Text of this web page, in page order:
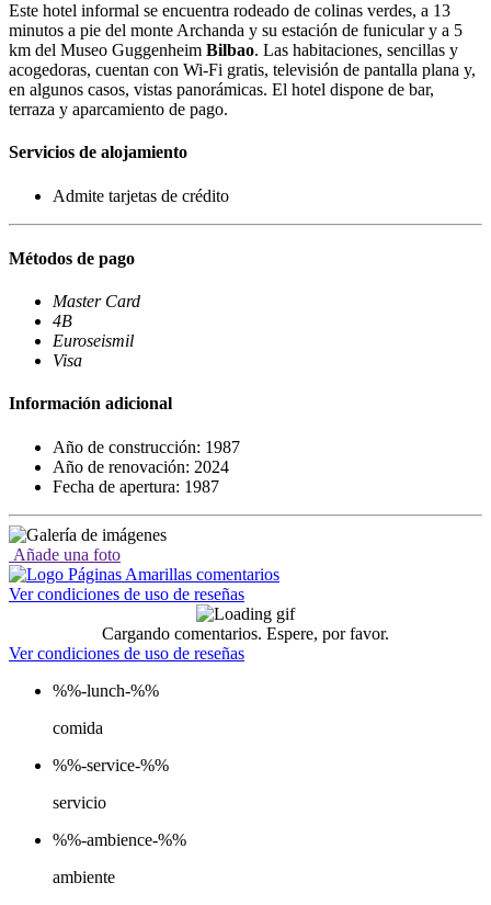
Este hotel informal se encuentra rodeado de colinas verdes, a 13
minutos a pie del monte Archanda y su estación de funicular y a 5
km del Museo Guggenheim Bilbao. Las habitaciones, sencillas y
acogedoras, cuentan con Wi‑Fi gratis, televisión de pantalla plana y,
en algunos casos, vistas panorámicas. El hotel dispone de bar,
terraza y aparcamiento de pago.
Servicios de alojamiento
Admite tarjetas de crédito
Métodos de pago
Master Card
4B
Euroseismil
Visa
Información adicional
Año de construcción: 1987
Año de renovación: 2024
Fecha de apertura: 1987
Añade una foto
Ver condiciones de uso de reseñas
Cargando comentarios. Espere, por favor.
Ver condiciones de uso de reseñas
%%-lunch-%%
comida
%%-service-%%
servicio
%%-ambience-%%
ambiente